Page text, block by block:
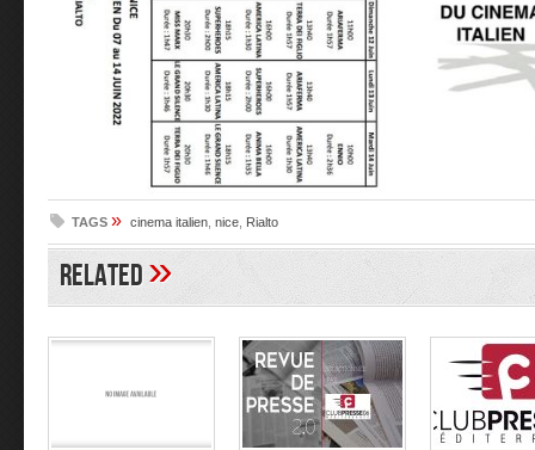
TAGS » cinema italien nice Rialto
Related»